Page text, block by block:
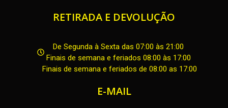
RETIRADA E DEVOLUÇÃO
De Segunda à Sexta das 07:00 às 21:00
Finais de semana e feriados 08:00 às 17:00
Finais de semana e feriados de 08:00 as 17:00
E-MAIL